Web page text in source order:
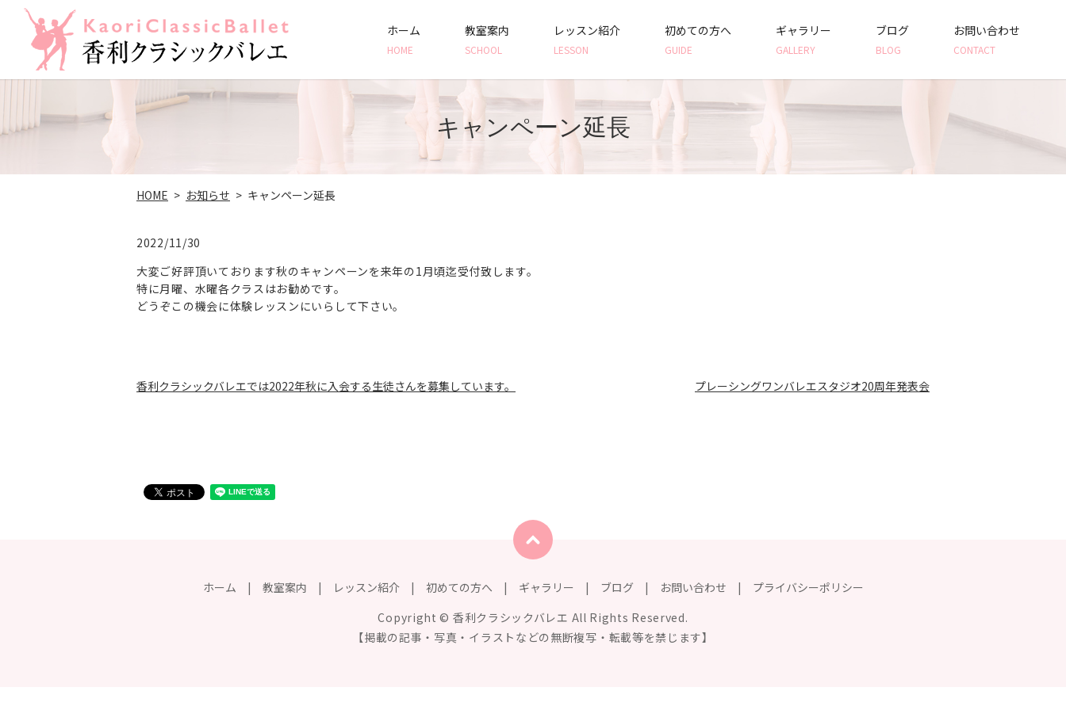
ホーム
HOME
教室案内
SCHOOL
レッスン紹介
LESSON
初めての方へ
GUIDE
ギャラリー
GALLERY
ブログ
BLOG
お問い合わせ
CONTACT
キャンペーン延長
HOME お知らせ キャンペーン延長
2022/11/30
大変ご好評頂いております秋のキャンペーンを来年の1月頃迄受付致します。
特に月曜、水曜各クラスはお勧めです。
どうぞこの機会に体験レッスンにいらして下さい。
香利クラシックバレエでは2022年秋に入会する生徒さんを募集しています。 プレーシングワンバレエスタジオ20周年発表会
ホーム 教室案内 レッスン紹介 初めての方へ ギャラリー ブログ お問い合わせ
プライバシーポリシー
Copyright © 香利クラシックバレエ All Rights Reserved.
【掲載の記事・写真・イラストなどの無断複写・転載等を禁じます】